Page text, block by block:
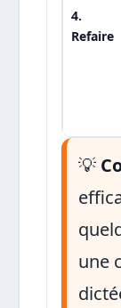
4.
Refaire
💡
une